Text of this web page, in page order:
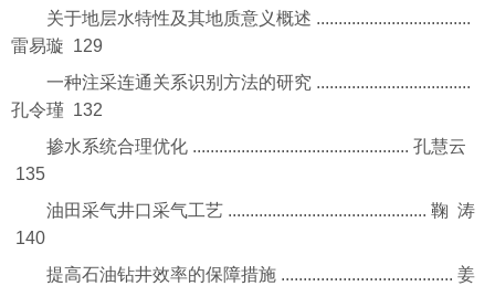
关于地层水特性及其地质意义概述 ...................................
雷易璇 129
一种注采连通关系识别方法的研究 ...................................
孔令瑾 132
掺水系统合理优化 ................................................. 孔慧云
135
油田采气井口采气工艺 ............................................. 鞠 涛
140
提高石油钻井效率的保障措施 ....................................... 姜